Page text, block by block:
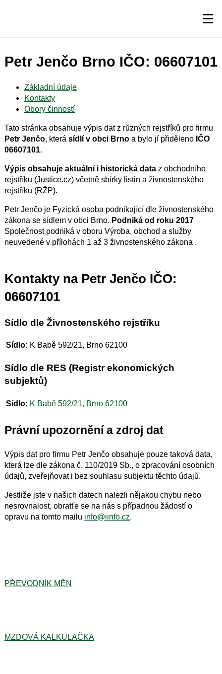
Petr Jenčo Brno IČO: 06607101
Základní údaje
Kontakty
Obory činností
Tato stránka obsahuje výpis dat z různých rejstříků pro firmu
Petr Jenčo, která sídlí v obci Brnoa bylo jí přiděleno IČO
06607101.
Výpis obsahuje aktuální i historická dataz obchodního
rejstříku (Justice.cz) včetně sbírky listin a živnostenského
rejstříku (RŽP).
Petr Jenčo je Fyzická osoba podnikající dle živnostenského
zákona se sídlem v obci Brno. Podniká od roku 2017
Společnost podniká v oboru Výroba, obchod a služby
neuvedené v přílohách 1 až 3 živnostenského zákona .
Kontakty na Petr Jenčo IČO:
06607101
Sídlo dle Živnostenského rejstříku
Sídlo: K Babě 592/21, Brno 62100
Sídlo dle RES (Registr ekonomických
subjektů)
Sídlo: K Babě 592/21, Brno 62100
Právní upozornění a zdroj dat
Výpis dat pro firmu Petr Jenčo obsahuje pouze taková data,
která lze dle zákona č. 110/2019 Sb., o zpracování osobních
údajů, zveřejňovat i bez souhlasu subjektu těchto údajů.
Jestliže jste v našich datech nalezli nějakou chybu nebo
nesrovnalost, obratťe se na nás s případnou žádostí o
opravu na tomto mailu info@iinfo.cz.
PŘEVODNÍK MĚN
MZDOVÁ KALKULAČKA